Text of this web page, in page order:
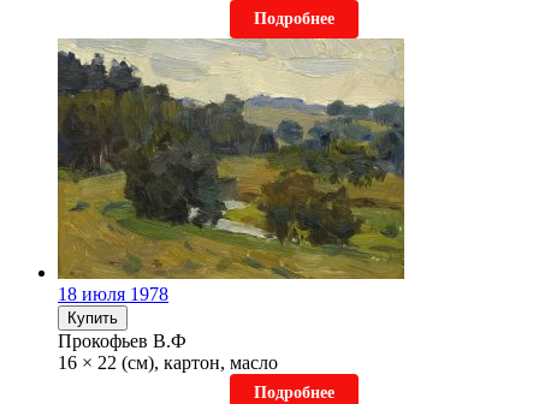
Подробнее
18 июля 1978
Купить
Прокофьев В.Ф
16 × 22 (см), картон, масло
Подробнее